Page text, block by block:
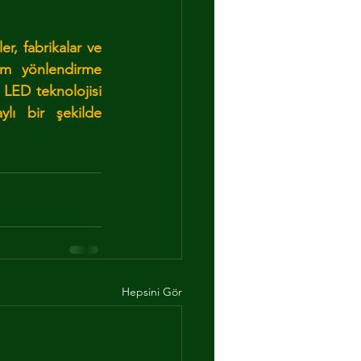
fabrikalar ve
yönlendirme
teknolojisi
bir şekilde
Hepsini Gör